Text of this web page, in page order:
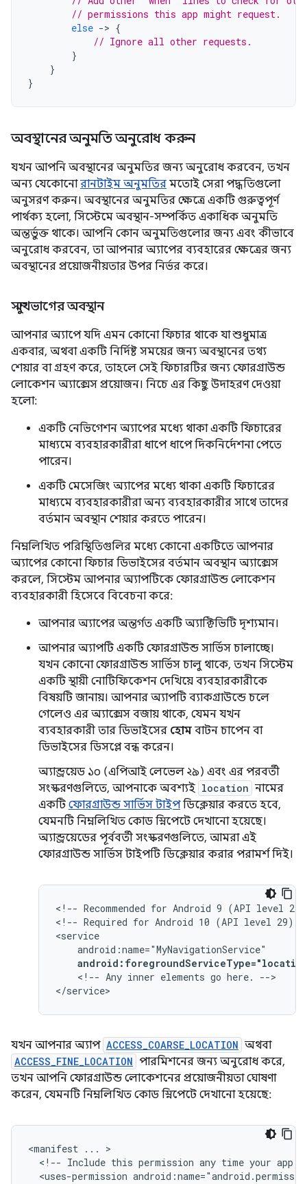
// permissions this app might request.
else -> {
// Ignore all other requests.
}
}
}
অবস্থানের অনুমতি অনুরোধ করুন
যখন আপনি অবস্থানের অনুমতির জন্য অনুরোধ করবেন, তখন
অন্য যেকোনোরানটাইম অনুমতির মতোই সেরা পদ্ধতিগুলো
অনুসরণ করুন। অবস্থানের অনুমতির ক্ষেত্রে একটি গুরুত্বপূর্ণ
পার্থক্য হলো, সিস্টেমে অবস্থান-সম্পর্কিত একাধিক অনুমতি
অন্তর্ভুক্ত থাকে। আপনি কোন অনুমতিগুলোর জন্য এবং কীভাবে
অনুরোধ করবেন, তা আপনার অ্যাপের ব্যবহারের ক্ষেত্রের জন্য
অবস্থানের প্রয়োজনীয়তার উপর নির্ভর করে।
সম্মুখভাগের অবস্থান
আপনার অ্যাপে যদি এমন কোনো ফিচার থাকে যা শুধুমাত্র
একবার, অথবা একটি নির্দিষ্ট সময়ের জন্য অবস্থানের তথ্য
শেয়ার বা গ্রহণ করে, তাহলে সেই ফিচারটির জন্য ফোরগ্রাউন্ড
লোকেশন অ্যাক্সেস প্রয়োজন। নিচে এর কিছু উদাহরণ দেওয়া
হলো:
একটি নেভিগেশন অ্যাপের মধ্যে থাকা একটি ফিচারের
মাধ্যমে ব্যবহারকারীরা ধাপে ধাপে দিকনির্দেশনা পেতে
পারেন।
একটি মেসেজিং অ্যাপের মধ্যে থাকা একটি ফিচারের
মাধ্যমে ব্যবহারকারীরা অন্য ব্যবহারকারীর সাথে তাদের
বর্তমান অবস্থান শেয়ার করতে পারেন।
নিম্নলিখিত পরিস্থিতিগুলির মধ্যে কোনো একটিতে আপনার
অ্যাপের কোনো ফিচার ডিভাইসের বর্তমান অবস্থান অ্যাক্সেস
করলে, সিস্টেম আপনার অ্যাপটিকে ফোরগ্রাউন্ড লোকেশন
ব্যবহারকারী হিসেবে বিবেচনা করে:
আপনার অ্যাপের অন্তর্গত একটি অ্যাক্টিভিটি দৃশ্যমান।
আপনার অ্যাপটি একটি ফোরগ্রাউন্ড সার্ভিস চালাচ্ছে।
যখন কোনো ফোরগ্রাউন্ড সার্ভিস চালু থাকে, তখন সিস্টেম
একটি স্থায়ী নোটিফিকেশন দেখিয়ে ব্যবহারকারীকে
বিষয়টি জানায়। আপনার অ্যাপটি ব্যাকগ্রাউন্ডে চলে
গেলেও এর অ্যাক্সেস বজায় থাকে, যেমন যখন
ব্যবহারকারী তার ডিভাইসের হোম বাটন চাপেন বা
ডিভাইসের ডিসপ্লে বন্ধ করেন।
অ্যান্ড্রয়েড ১০ (এপিআই লেভেল ২৯) এবং এর পরবর্তী
সংস্করণগুলিতে, আপনাকে অবশ্যই location নামের
একটি ফোরগ্রাউন্ড সার্ভিস টাইপডিক্লেয়ার করতে হবে,
যেমনটি নিম্নলিখিত কোড স্নিপেটে দেখানো হয়েছে।
অ্যান্ড্রয়েডের পূর্ববর্তী সংস্করণগুলিতে, আমরা এই
ফোরগ্রাউন্ড সার্ভিস টাইপটি ডিক্লেয়ার করার পরামর্শ দিই।
<!-- Recommended for Android 9 (API level 28)
<!-- Required for Android 10 (API level 29)
<!-- Any inner elements go here.
-->
</service>
যখন আপনার অ্যাপ ACCESS_COARSE_LOCATION অথবা
ACCESS_FINE_LOCATION পারমিশনের জন্য অনুরোধ করে,
তখন আপনি ফোরগ্রাউন্ড লোকেশনের প্রয়োজনীয়তা ঘোষণা
করেন, যেমনটি নিম্নলিখিত কোড স্নিপেটে দেখানো হয়েছে:
<manifest ...
<!-- Include this permission any time your app
<uses-permission